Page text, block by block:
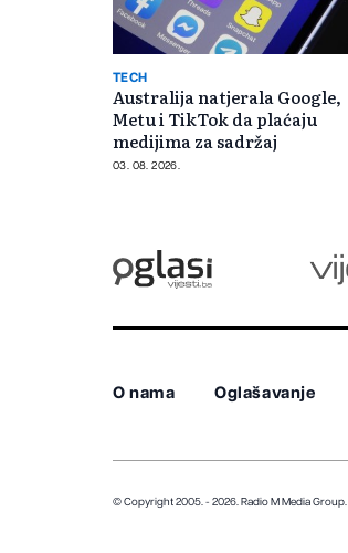
TECH
Australija natjerala Google,
Metu i TikTok da plaćaju
medijima za sadržaj
03. 08. 2026.
O nama Oglašavanje
© Copyright 2005. - 2026. Radio M Media Group.